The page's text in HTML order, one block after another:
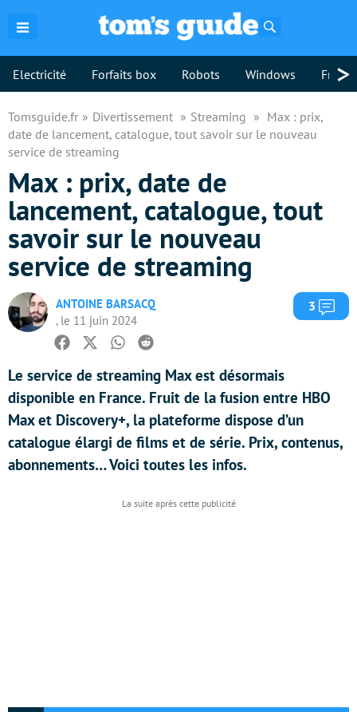
Electricité Forfaits box Robots Windows >
Tomsguide.fr Divertissement Streaming
Max : prix,
date de lancement, catalogue, tout savoir sur le nouveau
service de streaming
Max : prix, date de
lancement, catalogue, tout
savoir sur le nouveau
service de streaming
ANTOINE BARSACQ
, le 11 juin 2024
3
Facebook
TwitterWhatsapp
Reddit
Le service de streaming Max est désormais
disponible en France. Fruit de la fusion entre HBO
Max et Discovery+, la plateforme dispose d’un
catalogue élargi de films et de série. Prix, contenus,
abonnements… Voici toutes les infos.